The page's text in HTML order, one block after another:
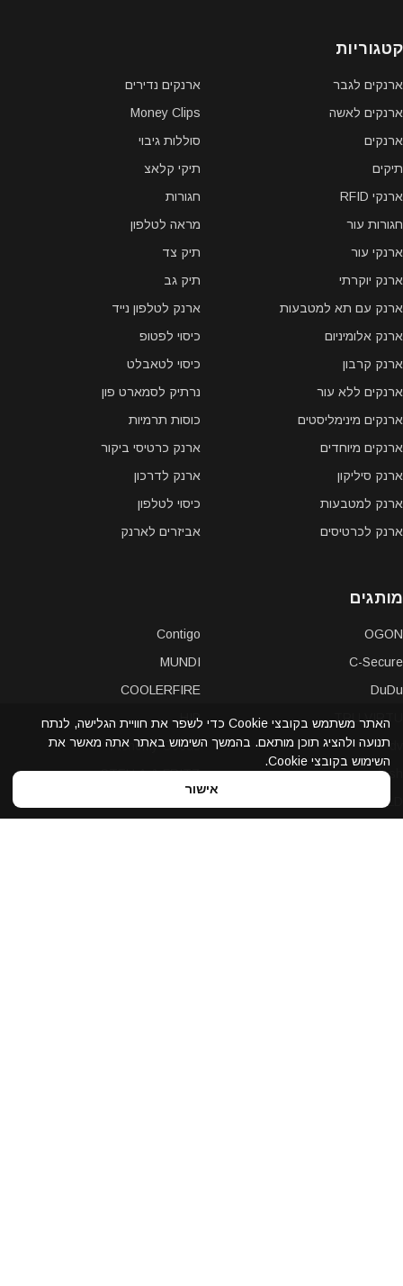
קטגוריות
ארנקים לגבר
ארנקים לאשה
ארנקים
תיקים
ארנקי RFID
חגורות עור
ארנקי עור
ארנק יוקרתי
ארנק עם תא למטבעות
ארנק אלומיניום
ארנק קרבון
ארנקים ללא עור
ארנקים מינימליסטים
ארנקים מיוחדים
ארנק סיליקון
ארנק למטבעות
ארנק לכרטיסים
ארנקים נדירים
Money Clips
סוללות גיבוי
תיקי קלאצ
חגורות
מראה לטלפון
תיק צד
תיק גב
ארנק לטלפון נייד
כיסוי לפטופ
כיסוי לטאבלט
נרתיק לסמארט פון
כוסות תרמיות
ארנק כרטיסי ביקור
ארנק לדרכון
כיסוי לטלפון
אביזרים לארנק
מותגים
OGON
C-Secure
DuDu
TRU VIRTU
dosh
J.FOLD
Contigo
MUNDI
COOLERFIRE
HIP
Alchemy Goods
STELLA & FRITZ
האתר משתמש בקובצי Cookie כדי לשפר את חוויית הגלישה, לנתח
תנועה ולהציג תוכן מותאם. בהמשך השימוש באתר אתה מאשר את
השימוש בקובצי Cookie.
אישור